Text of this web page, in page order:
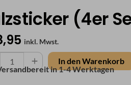
(4er
inkl. Mwst.
Falzsticker
(4er
In den Warenkorb
in1-4 Werktagen